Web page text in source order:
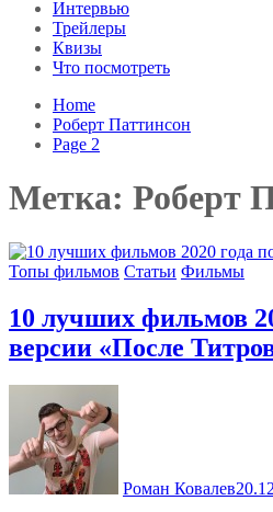
Интервью
Трейлеры
Квизы
Что посмотреть
Home
Роберт Паттинсон
Page 2
Метка: Роберт
Топы фильмов Статьи Фильмы
10 лучших фильмов
версии «После
Роман Ковалев